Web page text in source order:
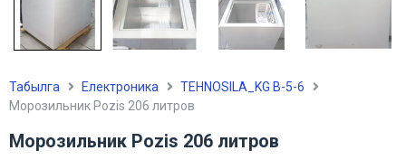
Табылга Електроника
TEHNOSILA_KG В-5-6
Морозильник Pozis 206 литров
Морозильник Pozis 206 литров